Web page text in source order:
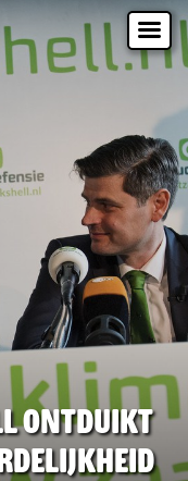
ontduikt